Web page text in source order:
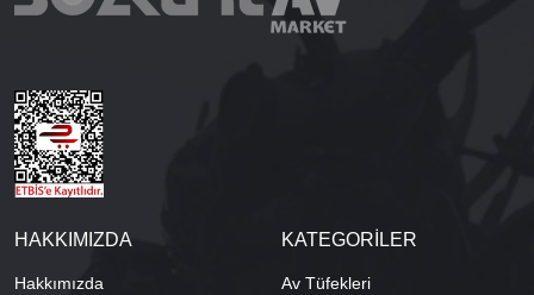
HAKKIMIZDA
Hakkımızda
KATEGORİLER
Av Tüfekleri